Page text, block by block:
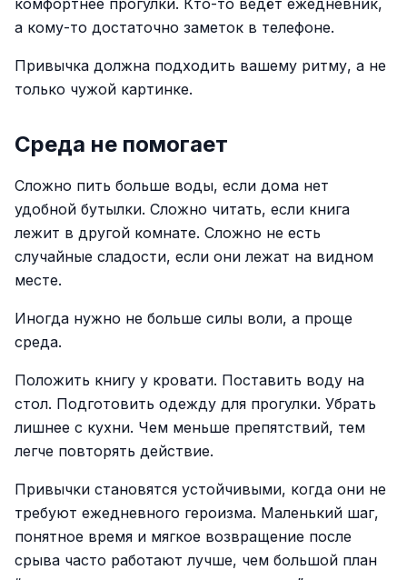
комфортнее прогулки. Кто-то ведёт ежедневник,
а кому-то достаточно заметок в телефоне.
Привычка должна подходить вашему ритму, а не
только чужой картинке.
Среда не помогает
Сложно пить больше воды, если дома нет
удобной бутылки. Сложно читать, если книга
лежит в другой комнате. Сложно не есть
случайные сладости, если они лежат на видном
месте.
Иногда нужно не больше силы воли, а проще
среда.
Положить книгу у кровати. Поставить воду на
стол. Подготовить одежду для прогулки. Убрать
лишнее с кухни. Чем меньше препятствий, тем
легче повторять действие.
Привычки становятся устойчивыми, когда они не
требуют ежедневного героизма. Маленький шаг,
понятное время и мягкое возвращение после
срыва часто работают лучше, чем большой план